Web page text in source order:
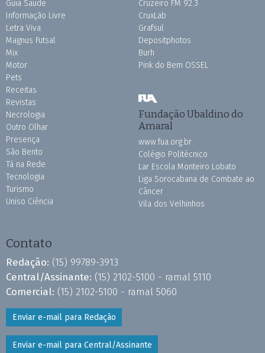
Guia Saúde
Informação Livre
Letra Viva
Magnus Futsal
Mix
Motor
Pets
Receitas
Revistas
Necrologia
Outro Olhar
Presença
São Bento
Tá na Rede
Tecnologia
Turismo
Uniso Ciência
Cruzeiro FM 92.3
CruxLab
Grafsul
Depositphotos
Burh
Pink do Bem OSSEL
Fundação Ubaldino do
Amaral
www.fua.org.br
Colégio Politécnico
Lar Escola Monteiro Lobato
Liga Sorocabana de Combate ao
Câncer
Vila dos Velhinhos
Contato
Redação: (15) 99789-3913
Central/Assinante: (15) 2102-5100 - ramal 5110
Comercial: (15) 2102-5100 - ramal 5060
Enviar e-mail para Redação
Enviar e-mail para Central/Assinante